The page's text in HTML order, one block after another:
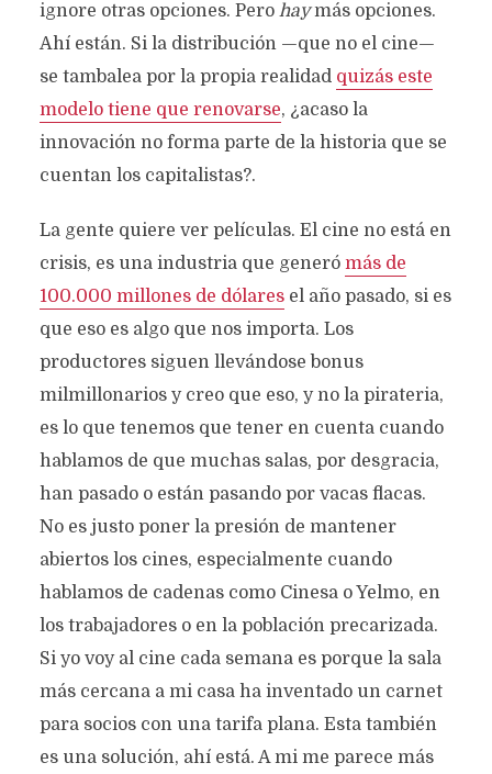
ignore otras opciones. Pero haymás opciones.
Ahí están. Si la distribución —que no el cine—
se tambalea por la propia realidad quizás este
modelo tiene que renovarse, ¿acaso la
innovación no forma parte de la historia que se
cuentan los capitalistas?.
La gente quiere ver películas. El cine no está en
crisis, es una industria que generó más de
100.000 millones de dólaresel año pasado, si es
que eso es algo que nos importa. Los
productores siguen llevándose bonus
milmillonarios y creo que eso, y no la pirateria,
es lo que tenemos que tener en cuenta cuando
hablamos de que muchas salas, por desgracia,
han pasado o están pasando por vacas flacas.
No es justo poner la presión de mantener
abiertos los cines, especialmente cuando
hablamos de cadenas como Cinesa o Yelmo, en
los trabajadores o en la población precarizada.
Si yo voy al cine cada semana es porque la sala
más cercana a mi casa ha inventado un carnet
para socios con una tarifa plana. Esta también
es una solución, ahí está. A mi me parece más